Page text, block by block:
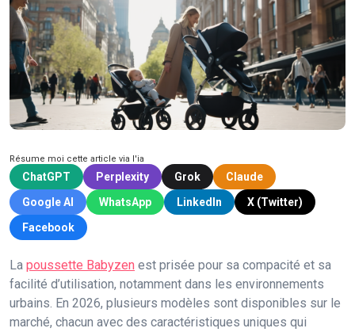
Résume moi cette article via l'ia
ChatGPT Perplexity Grok
Claude
Google AI
WhatsApp LinkedIn
X (Twitter)
Facebook
La poussette Babyzen est prisée pour sa compacité et sa
facilité d’utilisation, notamment dans les environnements
urbains. En 2026, plusieurs modèles sont disponibles sur le
marché, chacun avec des caractéristiques uniques qui